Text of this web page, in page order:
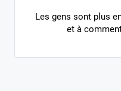
Les gens sont plus
et à